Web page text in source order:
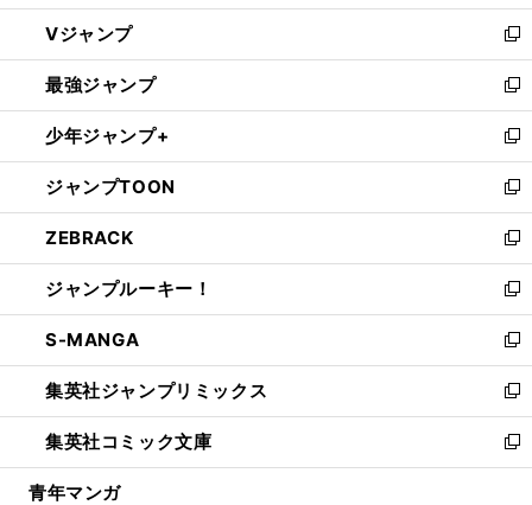
ウ
ィ
ン
ド
ウ
で
開
く
し
い
ウ
ィ
ン
ド
ウ
で
開
く
Vジャンプ
新
し
い
ウ
ィ
ン
ド
ウ
で
開
く
最強ジャンプ
新
し
い
ウ
ィ
ン
ド
ウ
で
開
く
少年ジャンプ+
新
し
い
ウ
ィ
ン
ド
ウ
で
開
く
ジャンプTOON
新
し
い
ウ
ィ
ン
ド
ウ
で
開
く
ZEBRACK
新
し
い
ウ
ィ
ン
ド
ウ
で
開
ジャンプルーキー！
新
し
い
ウ
ィ
ン
ド
ウ
S-MANGA
新
し
い
ウ
ィ
ン
集英社ジャンプリミックス
新
し
い
ウ
集英社コミック文庫
新
し
青年マンガ